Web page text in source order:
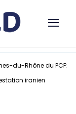
du-Rhône du PCF:
iranien